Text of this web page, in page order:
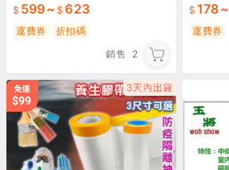
599~ 623
運費券
折扣碼
銷售
2
防水膠Z1
178~
運費券